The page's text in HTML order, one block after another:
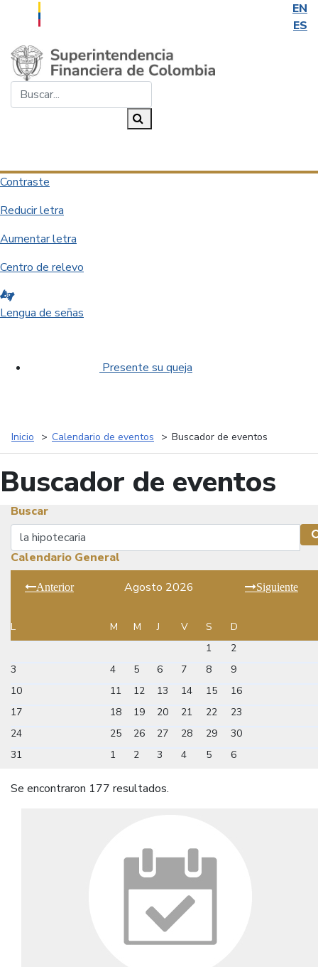
EN
ES
Saltar al contenido principal
Contraste
Reducir letra
Aumentar letra
Centro de relevo
Lengua de señas
Presente su queja
Inicio Calendario de eventos Buscador de eventos
Buscador de eventos
Buscar
Buscar
Calendario General
Anterior Agosto 2026 Siguiente
L M M J V S
D
1
2
3
4 5 6 7 8
9
10
11 12 13 14 15
16
17
18 19 20 21 22
23
24
25 26 27 28 29
30
31
1 2 3 4 5 6
Se encontraron 177 resultados.